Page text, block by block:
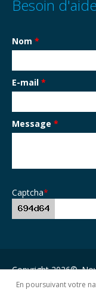
Besoin
Nom *
E-mail *
Message *
Captcha*
Copyright 2026©.
site
En poursuivant votre